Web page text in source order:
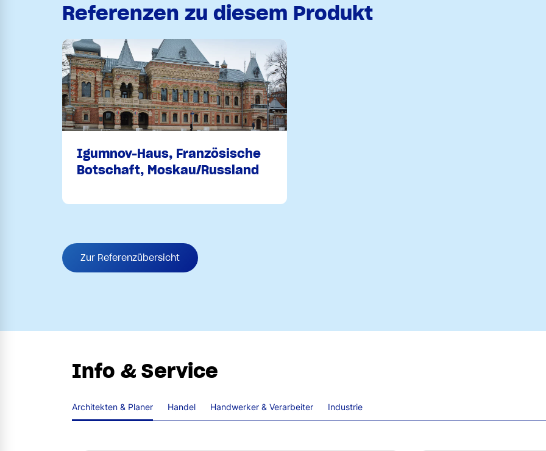
Referenzen zu diesem Produkt
Igumnov-Haus, Französische
Botschaft, Moskau/Russland
Zur Referenzübersicht
Info & Service
Architekten & Planer Handel Handwerker & Verarbeiter Industrie